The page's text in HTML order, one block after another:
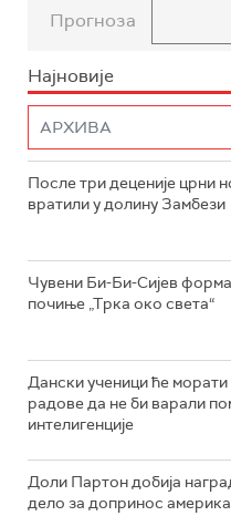
Прогноза
Најновије
После три деценије црни
вратили у долину Замбези
Чувени Би-Би-Сијев
почиње „Трка око света“
Дански ученици ће
радове да не би варали
интелигенције
Доли Партон добија
дело за допринос